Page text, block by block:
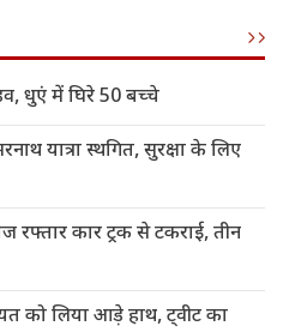
धुएं में घिरे 50 बच्चे
यात्रा स्थगित, सुरक्षा के लिए
कार ट्रक से टकराई, तीन
को लिया आड़े हाथ, ट्वीट का